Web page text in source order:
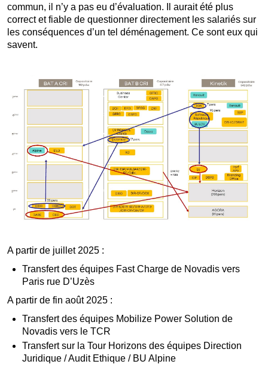
commun, il n’y a pas eu d’évaluation. Il aurait été plus
correct et fiable de questionner directement les salariés sur
les conséquences d’un tel déménagement. Ce sont eux qui
savent.
A partir de juillet 2025 :
Transfert des équipes Fast Charge de Novadis vers
Paris rue D’Uzès
A partir de fin août 2025 :
Transfert des équipes Mobilize Power Solution de
Novadis vers le TCR
Transfert sur la Tour Horizons des équipes Direction
Juridique / Audit Ethique / BU Alpine